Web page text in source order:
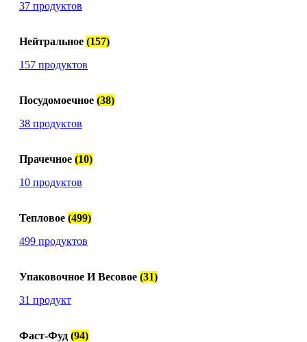
37 продуктов
Нейтральное (157)
157 продуктов
Посудомоечное (38)
38 продуктов
Прачечное (10)
10 продуктов
Тепловое (499)
499 продуктов
Упаковочное И Весовое (31)
31 продукт
Фаст-Фуд (94)